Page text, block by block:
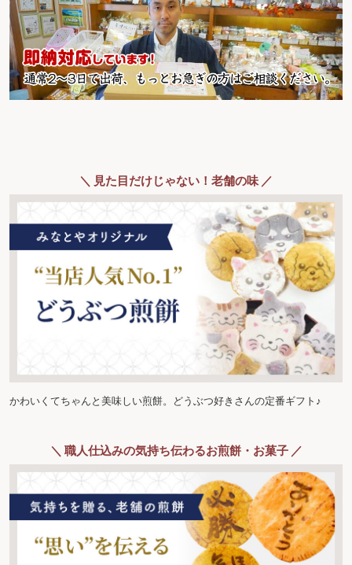
＼ 見た目だけじゃない！老舗の味 ／
かわいくてちゃんと美味しい煎餅。どうぶつ好きさんの定番ギフト♪
＼ 職人仕込みの気持ち伝わるお煎餅・お菓子 ／